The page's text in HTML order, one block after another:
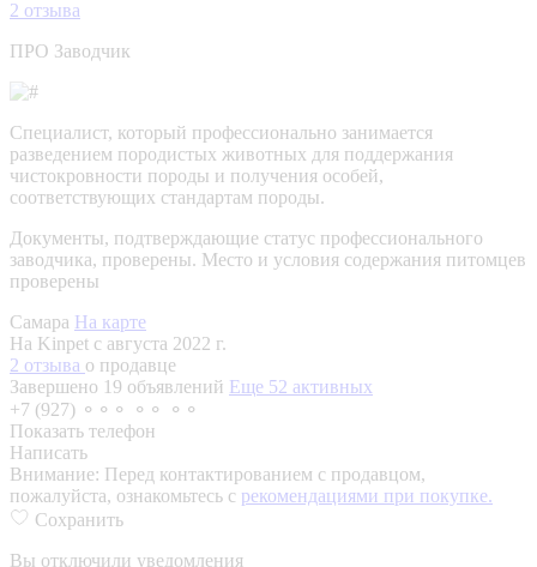
2 отзыва
ПРО Заводчик
Специалист, который профессионально занимается
разведением породистых животных для поддержания
чистокровности породы и получения особей,
соответствующих стандартам породы.
Документы, подтверждающие статус профессионального
заводчика, проверены. Место и условия содержания питомцев
проверены
Самара На карте
На Kinpet c августа 2022 г.
2 отзыва о продавце
Завершено 19 объявлений Еще 52 активных
+7 (927) ⚬⚬⚬ ⚬⚬ ⚬⚬
Показать телефон
Написать
Внимание: Перед контактированием с продавцом,
пожалуйста, ознакомьтесь с рекомендациями при покупке.
Сохранить
Вы отключили уведомления